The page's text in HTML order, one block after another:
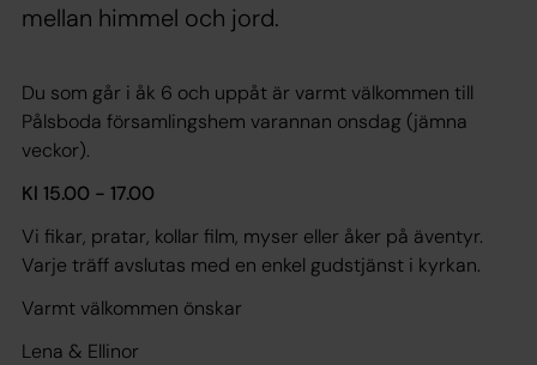
mellan himmel och jord.
Du som går i åk 6 och uppåt är varmt välkommen till
Pålsboda församlingshem varannan onsdag (jämna
veckor).
Kl 15.00 - 17.00
Vi fikar, pratar, kollar film, myser eller åker på äventyr.
Varje träff avslutas med en enkel gudstjänst i kyrkan.
Varmt välkommen önskar
Lena & Ellinor